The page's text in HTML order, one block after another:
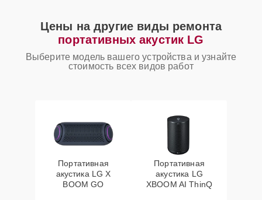
Цены на другие виды ремонта
портативных акустик LG
Выберите модель вашего устройства и узнайте
стоимость всех видов работ
Портативная
акустика LG X
BOOM GO
Портативная
акустика LG
XBOOM AI ThinQ